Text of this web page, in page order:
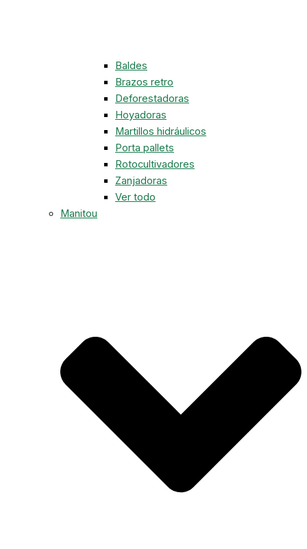
Baldes
Brazos retro
Deforestadoras
Hoyadoras
Martillos hidráulicos
Porta pallets
Rotocultivadores
Zanjadoras
Ver todo
Manitou